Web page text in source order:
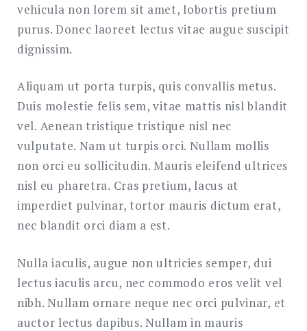
vehicula non lorem sit amet, lobortis pretium
purus. Donec laoreet lectus vitae augue suscipit
dignissim.
Aliquam ut porta turpis, quis convallis metus.
Duis molestie felis sem, vitae mattis nisl blandit
vel. Aenean tristique tristique nisl nec
vulputate. Nam ut turpis orci. Nullam mollis
non orci eu sollicitudin. Mauris eleifend ultrices
nisl eu pharetra. Cras pretium, lacus at
imperdiet pulvinar, tortor mauris dictum erat,
nec blandit orci diam a est.
Nulla iaculis, augue non ultricies semper, dui
lectus iaculis arcu, nec commodo eros velit vel
nibh. Nullam ornare neque nec orci pulvinar, et
auctor lectus dapibus. Nullam in mauris